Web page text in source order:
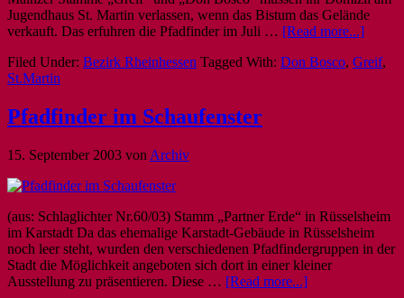
Jugendhaus St. Martin verlassen, wenn das Bistum das Gelände
verkauft. Das erfuhren die Pfadfinder im Juli … [Read more...]
Filed Under: Bezirk Rheinhessen Tagged With: Don Bosco, Greif,
St.Martin
Pfadfinder im Schaufenster
15. September 2003 von Archiv
(aus: Schlaglichter Nr.60/03) Stamm „Partner Erde“ in Rüsselsheim
im Karstadt Da das ehemalige Karstadt-Gebäude in Rüsselsheim
noch leer steht, wurden den verschiedenen Pfadfindergruppen in der
Stadt die Möglichkeit angeboten sich dort in einer kleiner
Ausstellung zu präsentieren. Diese … [Read more...]